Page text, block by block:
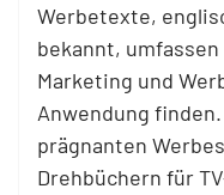
Werbetexte,
bekannt,
Marketing und
Anwendung
prägnanten
Drehbüchern für